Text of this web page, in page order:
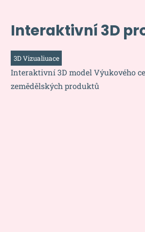
Interaktivní 3D
3D Vizualiuace
Interaktivní 3D model Výukového
zemědělských produktů